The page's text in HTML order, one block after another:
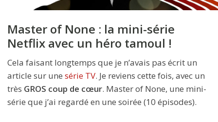
Master of None : la mini-série
Netflix avec un héro tamoul !
Cela faisant longtemps que je n’avais pas écrit un
article sur une série TV. Je reviens cette fois, avec un
très GROS coup de cœur. Master of None, une mini-
série que j’ai regardé en une soirée (10 épisodes).